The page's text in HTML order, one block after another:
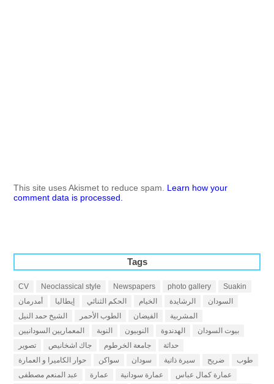
This site uses Akismet to reduce spam. Learn how your
comment data is processed.
Tags
CV Neoclassical style Newspapers photo gallery
Suakin
أمدرمان
إيطاليا الحكم الثنائي الخيام الرشايدة
السودان
الشيخ حمد النيل
الطوب الأحمر الفيضان
المشربية
المعماريين السودانيين
النوبة النوبيون الهدندوة
بيوت السودان
تصوير
جاك اشخانيص جامعة الخرطوم
حداثة
حوار الكاميرا و العمارة
سواكن سودان سيرة ذاتية ضريح
طوب
عبد المنعم مصطفى
عمارة عمارة سودانية
عمارة كمال عباس